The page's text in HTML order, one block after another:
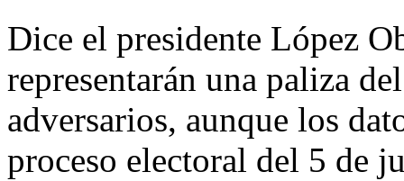
Dice el presidente López
representarán una paliza
adversarios, aunque los
proceso electoral del 5 de